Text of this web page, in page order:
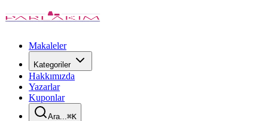
Makaleler
Kategoriler
Hakkımızda
Yazarlar
Kuponlar
Ara...⌘K